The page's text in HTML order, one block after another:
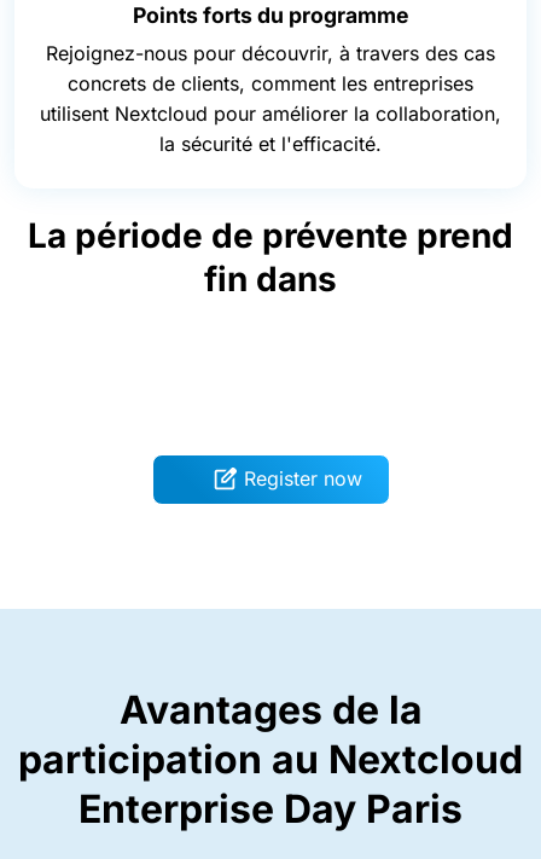
Points forts du programme
Rejoignez-nous pour découvrir, à travers des cas
concrets de clients, comment les entreprises
utilisent Nextcloud pour améliorer la collaboration,
la sécurité et l'efficacité.
La période de prévente prend
fin dans
Register now
Avantages de la
participation au Nextcloud
Enterprise Day Paris